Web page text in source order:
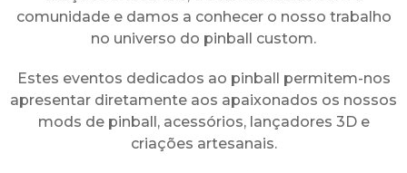
comunidade e damos a conhecer o nosso trabalho
no universo do pinball custom.
Estes eventos dedicados ao pinball permitem-nos
apresentar diretamente aos apaixonados os nossos
mods de pinball, acessórios, lançadores 3D e
criações artesanais.